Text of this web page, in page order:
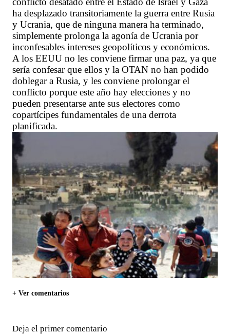
ha desplazado transitoriamente la guerra entre Rusia
y Ucrania, que de ninguna manera ha terminado,
simplemente prolonga la agonía de Ucrania por
inconfesables intereses geopolíticos y económicos.
A los EEUU no les conviene firmar una paz, ya que
sería confesar que ellos y la OTAN no han podido
doblegar a Rusia, y les conviene prolongar el
conflicto porque este año hay elecciones y no
pueden presentarse ante sus electores como
copartícipes fundamentales de una derrota
planificada.
+ Ver comentarios
Deja el primer comentario